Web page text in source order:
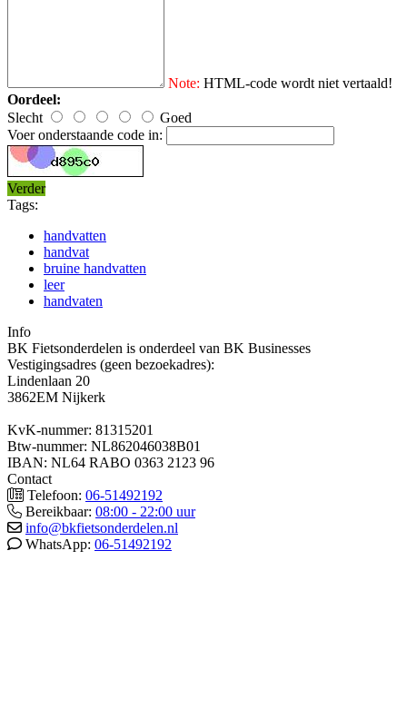
Note: HTML-code wordt niet vertaald!
Oordeel:
Slecht
Goed
Voer onderstaande code in:
Verder
Tags:
handvatten
handvat
bruine handvatten
leer
handvaten
Info
BK Fietsonderdelen is onderdeel van BK Businesses
Vestigingsadres (geen bezoekadres):
Lindenlaan 20
3862EM Nijkerk
KvK-nummer: 81315201
Btw-nummer: NL862046038B01
IBAN: NL64 RABO 0363 2123 96
Contact
Telefoon: 06-51492192
Bereikbaar: 08:00 - 22:00 uur
info@bkfietsonderdelen.nl
WhatsApp: 06-51492192